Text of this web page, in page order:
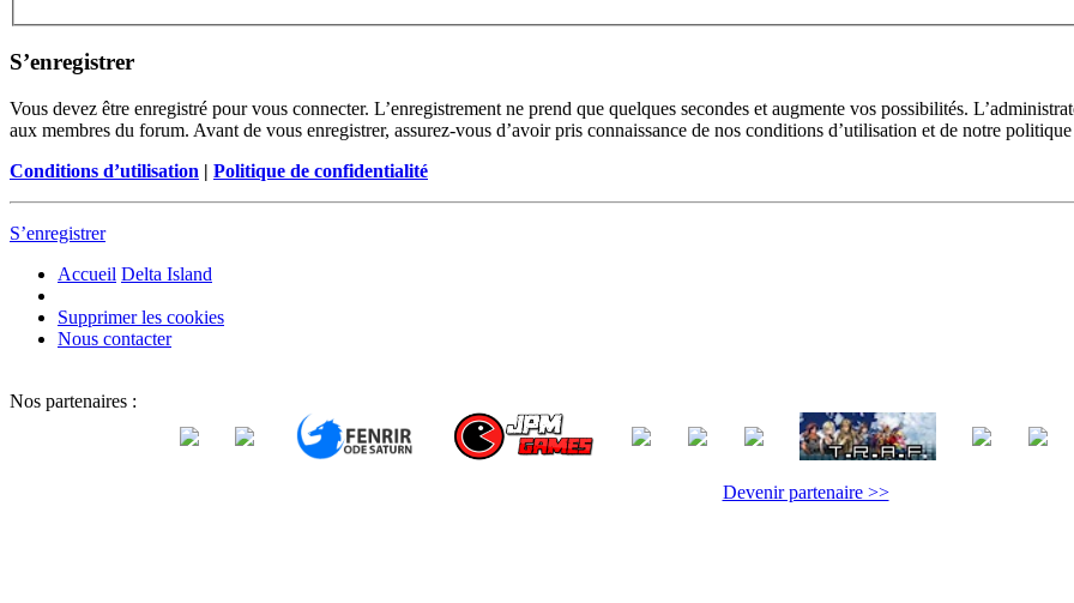
S’enregistrer
Vous devez être enregistré pour vous connecter. L’enregistrement ne prend que quelques secondes et augmente vos possibilités.
aux membres du forum. Avant de vous enregistrer, assurez-vous d’avoir pris connaissance de nos conditions d’utilisation et de notre
Conditions d’utilisation | Politique de confidentialité
S’enregistrer
Accueil Delta Island
Supprimer les cookies
Nous contacter
Nos partenaires :
Devenir partenaire >>